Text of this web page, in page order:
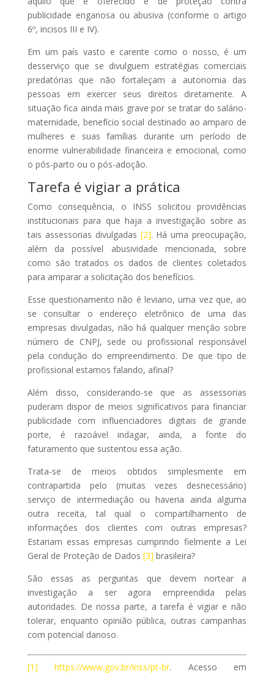
publicidade enganosa ou abusiva (conforme o artigo
6º, incisos III e IV).
Em um país vasto e carente como o nosso, é um
desserviço que se divulguem estratégias comerciais
predatórias que não fortaleçam a autonomia das
pessoas em exercer seus direitos diretamente. A
situação fica ainda mais grave por se tratar do salário-
maternidade, benefício social destinado ao amparo de
mulheres e suas famílias durante um período de
enorme vulnerabilidade financeira e emocional, como
o pós-parto ou o pós-adoção.
Tarefa é vigiar a prática
Como consequência, o INSS solicitou providências
institucionais para que haja a investigação sobre as
tais assessorias divulgadas [2]. Há uma preocupação,
além da possível abusividade mencionada, sobre
como são tratados os dados de clientes coletados
para amparar a solicitação dos benefícios.
Esse questionamento não é leviano, uma vez que, ao
se consultar o endereço eletrônico de uma das
empresas divulgadas, não há qualquer menção sobre
número de CNPJ, sede ou profissional responsável
pela condução do empreendimento. De que tipo de
profissional estamos falando, afinal?
Além disso, considerando-se que as assessorias
puderam dispor de meios significativos para financiar
publicidade com influenciadores digitais de grande
porte, é razoável indagar, ainda, a fonte do
faturamento que sustentou essa ação.
Trata-se de meios obtidos simplesmente em
contrapartida pelo (muitas vezes desnecessário)
serviço de intermediação ou haveria ainda alguma
outra receita, tal qual o compartilhamento de
informações dos clientes com outras empresas?
Estariam essas empresas cumprindo fielmente a Lei
Geral de Proteção de Dados [3] brasileira?
São essas as perguntas que devem nortear a
investigação a ser agora empreendida pelas
autoridades. De nossa parte, a tarefa é vigiar e não
tolerar, enquanto opinião pública, outras campanhas
com potencial danoso.
[1] https://www.gov.br/inss/pt-br. Acesso em